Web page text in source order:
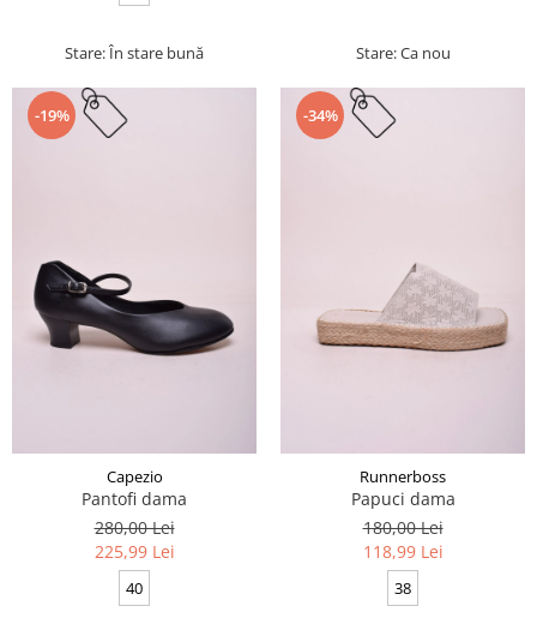
Stare: În stare bună Stare: Ca nou
-19%
Capezio
Pantofi dama
280,00 Lei
225,99 Lei
40
-34%
Runnerboss
Papuci dama
180,00 Lei
118,99 Lei
38